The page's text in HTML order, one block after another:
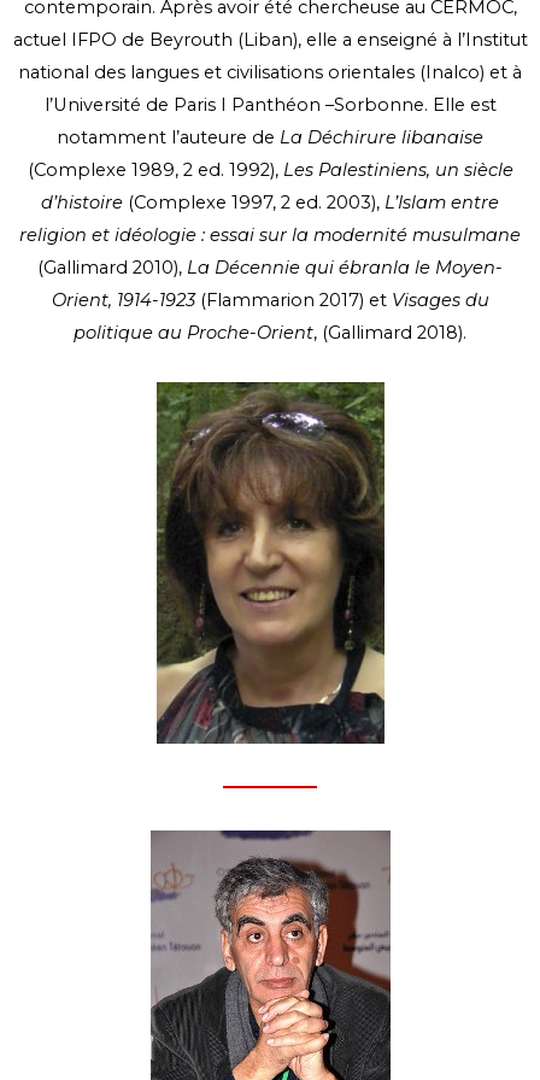
contemporain. Après avoir été chercheuse au CERMOC,
actuel IFPO de Beyrouth (Liban), elle a enseigné à l’Institut
national des langues et civilisations orientales (Inalco) et à
l’Université de Paris I Panthéon –Sorbonne. Elle est
notamment l’auteure de La Déchirure libanaise
(Complexe 1989, 2 ed. 1992), Les Palestiniens, un siècle
d’histoire (Complexe 1997, 2 ed. 2003), L’Islam entre
religion et idéologie : essai sur la modernité musulmane
(Gallimard 2010), La Décennie qui ébranla le Moyen-
Orient, 1914-1923(Flammarion 2017) et Visages du
politique au Proche-Orient, (Gallimard 2018).